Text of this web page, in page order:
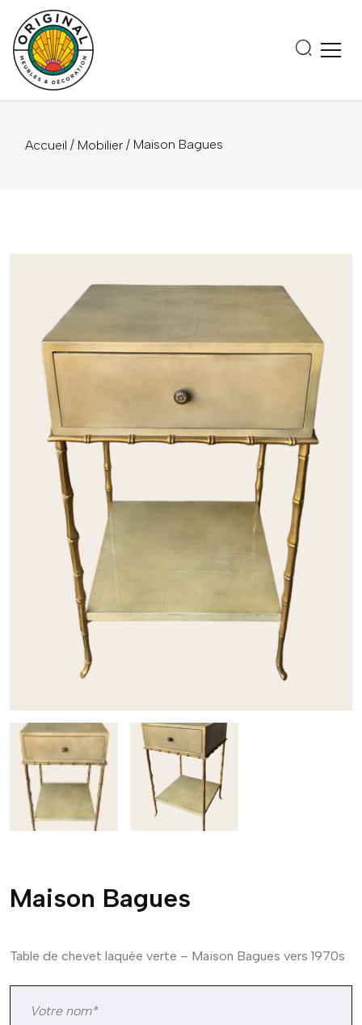
Accueil / Mobilier / Maison Bagues
Maison Bagues
Table de chevet laquée verte – Maison Bagues vers 1970s